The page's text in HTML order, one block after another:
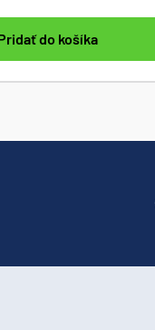
do košíka